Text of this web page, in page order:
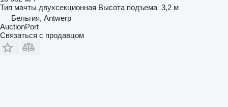
Тип мачты двухсекционная Высота подъема 3,2 м
Бельгия, Antwerp
AuctionPort
Связаться с продавцом